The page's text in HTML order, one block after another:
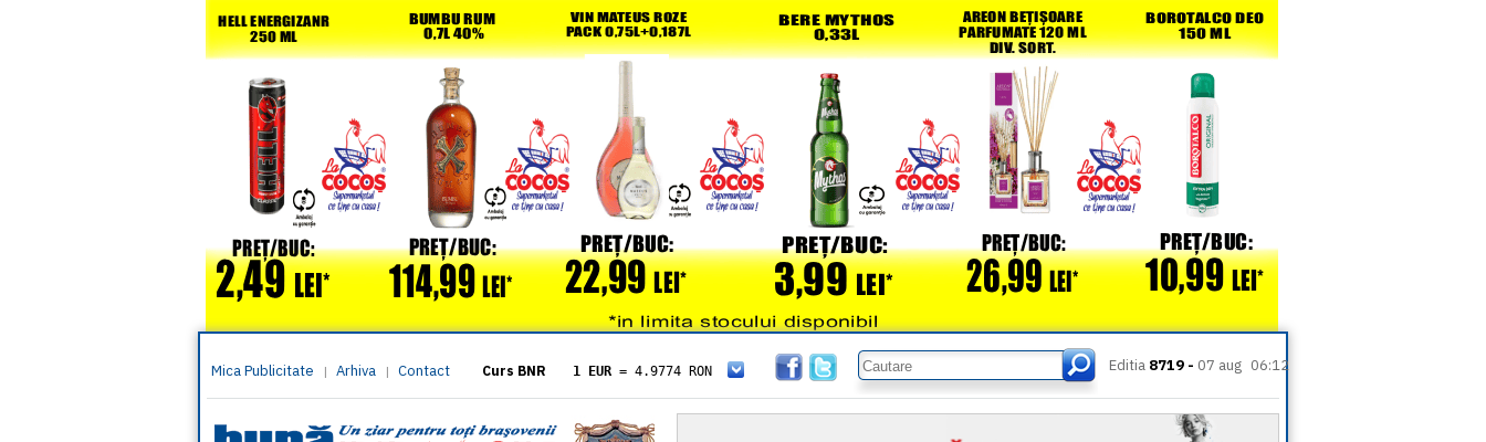
Mica Publicitate | Arhiva | Contact Curs BNR 1 EUR = 4.9774 RON
= 5.8304 RON
1 XAU= 464.4611 RON
Editia 8719 - 07 aug 06:12